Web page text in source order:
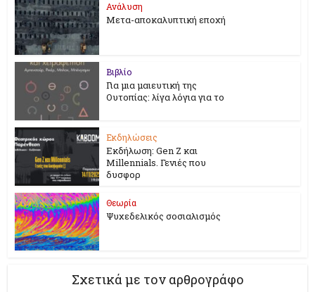
Ανάλυση
Μετα-αποκαλυπτική εποχή
Βιβλίο
Για μια μαιευτική της
Ουτοπίας: λίγα λόγια για το
Εκδηλώσεις
Εκδήλωση: Gen Z και
Millennials. Γενιές που
δυσφορ
Θεωρία
Ψυχεδελικός σοσιαλισμός
Σχετικά με τον αρθρογράφο